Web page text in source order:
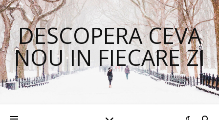
DESCOPERA CEVA
NOU IN FIECARE ZI